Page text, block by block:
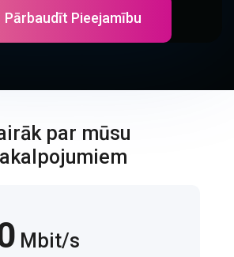
Pārbaudīt Pieejamību
par mūsu
Mbit/s